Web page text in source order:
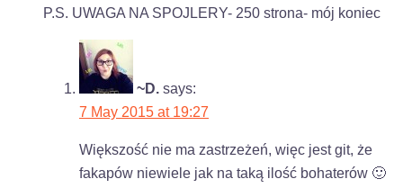
P.S. UWAGA NA SPOJLERY- 250 strona- mój koniec
~D. says:
7 May 2015 at 19:27
Większość nie ma zastrzeżeń, więc jest git, że
fakapów niewiele jak na taką ilość bohaterów 🙂